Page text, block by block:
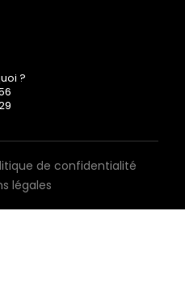
?
de confidentialité
légales